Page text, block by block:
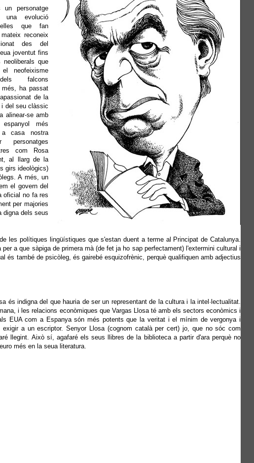
un personatge
evolució
que fan
reconeix
des del
joventut fins
neoliberals que
neofeixisme
falcons
més, ha passat
de la
i del seu clàssic
alinear-se amb
més
casa nostra
personatges
com Rosa
al llarg de la
girs ideològics)
A més, un
el govern del
oficial no fa res
per majories
digna dels seus
les polítiques lingüístiques que s'estan duent a terme al Principat de Catalunya.
a que sàpiga de primera mà (de fet ja ho sap perfectament) l'extermini cultural i
també de psicòleg, és gairebé esquizofrènic, perquè qualifiquen amb adjectius
és indigna del que hauria de ser un representant de la cultura i la intel·lectualitat.
i les relacions econòmiques que Vargas Llosa té amb els sectors econòmics i
EUA com a Espanya són més potents que la veritat i el mínim de vergonya i
a un escriptor. Senyor Llosa (cognom català per cert) jo, que no sóc com
llegint. Això sí, agafaré els seus llibres de la biblioteca a partir d'ara perquè no
més en la seua literatura.